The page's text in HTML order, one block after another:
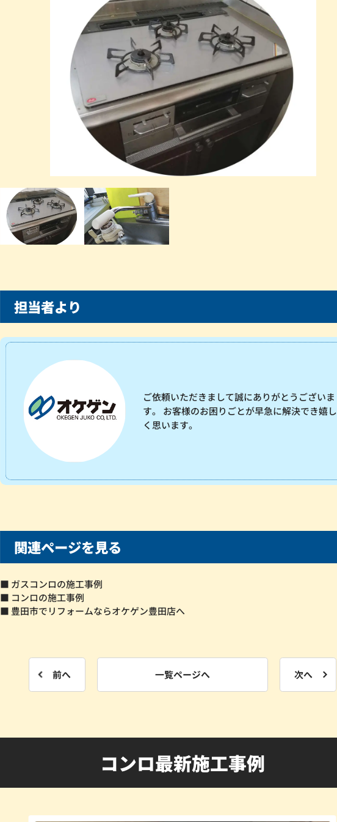
担当者より
ご依頼いただきまして誠にありがとうございま
す。 お客様のお困りごとが早急に解決でき嬉し
く思います。
関連ページを見る
■ ガスコンロの施工事例
■ コンロの施工事例
■ 豊田市でリフォームならオケゲン豊田店へ
前へ 一覧ページへ 次へ
コンロ最新施工事例